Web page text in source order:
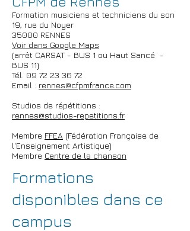
Formation musiciens et techniciens du son
19, rue du Noyer
35000 RENNES
Voir dans Google Maps
(arrêt CARSAT - BUS 1 ou Haut Sancé -
BUS 11)
Tél. 09 72 23 36 72
Email : rennes@cfpmfrance.com
Studios de répétitions :
rennes@studios-repetitions.fr
Membre FFEA ​ (Fédération Française de
l'Enseignement Artistique)
Membre Centre de la chanson
Formations
disponibles dans ce
campus